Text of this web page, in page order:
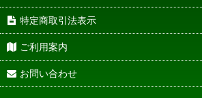
特定商取引法表示
ご利用案内
お問い合わせ